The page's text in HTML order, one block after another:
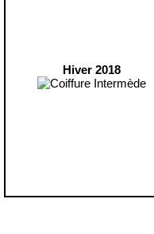
Hiver 2018